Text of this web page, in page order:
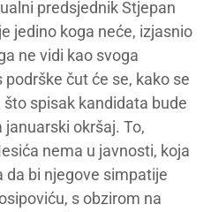
predsjednik Stjepan
jedino koga neće, izjasnio
ne vidi kao svoga
čut će se, kako se
spisak kandidata bude
okršaj. To,
nema u javnosti, koja
bi njegove simpatije
s obzirom na